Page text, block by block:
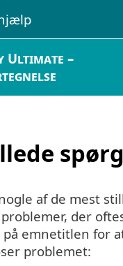
Ultimate –
af de mest
der
på emnetitlen for
problemet: